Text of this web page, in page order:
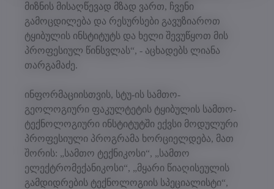
მიზნის მისაღწევად მზად ვართ, ჩვენი
გამოცდილება და რესურსები გავუზიაროთ
ტყიბულის ინსტიტუტს და ხელი შევუწყოთ მის
პროფესიულ წინსვლას“, - აცხადებს ლიანა
თარგამაძე.
ინფორმაციისთვის, სტუ-ის სამთო-
გეოლოგიური ფაკულტეტის ტყიბულის სამთო-
ტექნოლოგიური ინსტიტუტში ექვსი მოდულური
პროფესიული პროგრამა ხორციელდება, მათ
შორის: „სამთო ტექნიკოსი“, „სამთო
ელექტრომექანიკოსი“, „მყარი წიაღისეულის
გამდიდრების ტექნოლოგიის სპეციალისტი“,